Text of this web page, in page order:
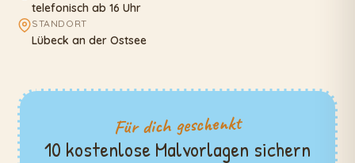
telefonisch ab 16 Uhr
STANDORT
Lübeck an der Ostsee
Für dich geschenkt
10 kostenlose Malvorlagen sichern